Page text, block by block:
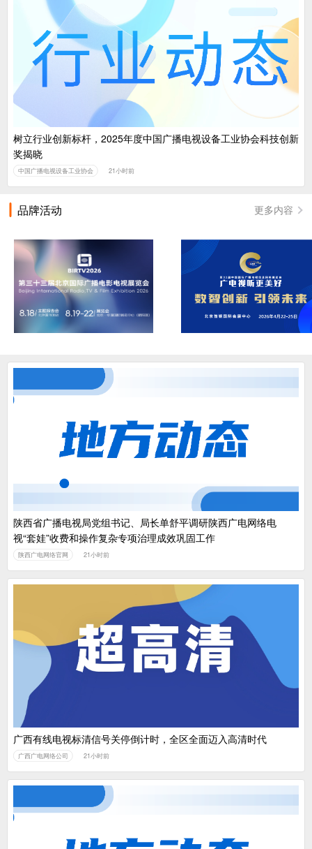
树立行业创新标杆，2025年度中国广播电视设备工业协会科技创新
奖揭晓
中国广播电视设备工业协会 21小时前
品牌活动 更多内容
陕西省广播电视局党组书记、局长单舒平调研陕西广电网络电
视“套娃”收费和操作复杂专项治理成效巩固工作
陕西广电网络官网 21小时前
广西有线电视标清信号关停倒计时，全区全面迈入高清时代
广西广电网络公司 21小时前